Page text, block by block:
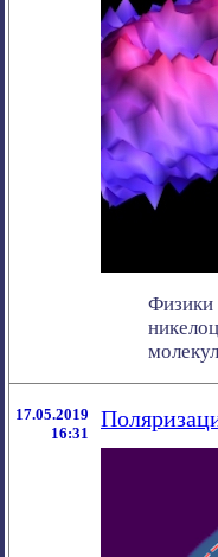
Физики
17.05.2019
16:31